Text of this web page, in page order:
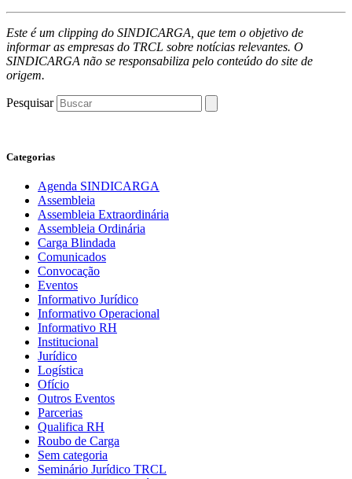
Este é um clipping do SINDICARGA, que tem o objetivo de
informar as empresas do TRCL sobre notícias relevantes. O
SINDICARGA não se responsabiliza pelo conteúdo do site de
origem.
Pesquisar
Categorias
Agenda SINDICARGA
Assembleia
Assembleia Extraordinária
Assembleia Ordinária
Carga Blindada
Comunicados
Convocação
Eventos
Informativo Jurídico
Informativo Operacional
Informativo RH
Institucional
Jurídico
Logística
Ofício
Outros Eventos
Parcerias
Qualifica RH
Roubo de Carga
Sem categoria
Seminário Jurídico TRCL